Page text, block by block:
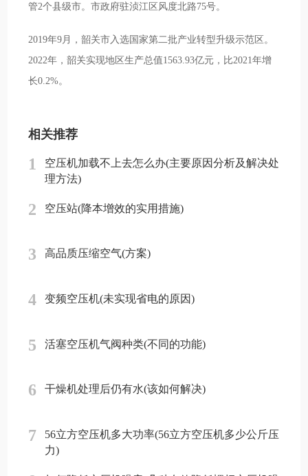
管2个县级市。市政府驻浈江区风度北路75号。
2019年9月，韶关市入选国家第二批产业转型升级示范区。
2022年，韶关实现地区生产总值1563.93亿元，比2021年增
长0.2%。
相关推荐
1
空压机加载不上去怎么办(主要原因分析及解决处
理方法)
2 空压站(降本增效的实用措施)
3 高品质压缩空气(方案)
4 变频空压机(未实现省电的原因)
5 活塞空压机气阀种类(不同的功能)
6 干燥机处理后仍有水(该如何解决)
7
56立方空压机多大功率(56立方空压机多少公斤压
力)